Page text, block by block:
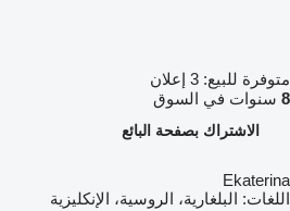
متوفرة للبيع: 3 إعلان
8 سنوات في السوق
الاشتراك بصفحة البائع
Ekaterina
اللغات: البلغارية، الروسية، الإنكليزية